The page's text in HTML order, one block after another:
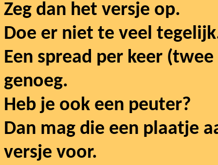
Zeg dan het versje op.
Doe er niet te veel
Een spread per keer
genoeg.
Heb je ook een peuter?
Dan mag die een plaatje
versje voor.